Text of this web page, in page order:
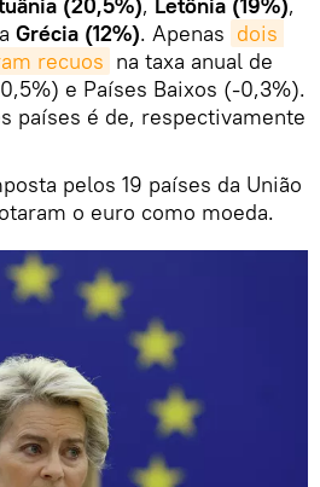
Grécia (12%). Apenas dois
recuos na taxa anual de
e Países Baixos (-0,3%).
países é de, respectivamente
pelos 19 países da União
o euro como moeda.